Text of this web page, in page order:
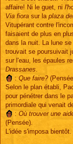
affaire! Ni le guet, ni
Via fiora sur la plaza
Vitupérant contre
faisaient de plus en
dans la nuit. La lune
trouvait se poursuivait
sur l'eau, les épaules
Drassanes
: Que faire?
Selon le plan établi,
pour pénétrer dans le
primordiale qui venait
: Où trouver une
(Pensée).
L'idée s'imposa